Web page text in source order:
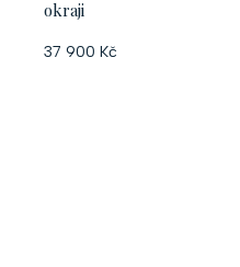
okraji
37 900 Kč